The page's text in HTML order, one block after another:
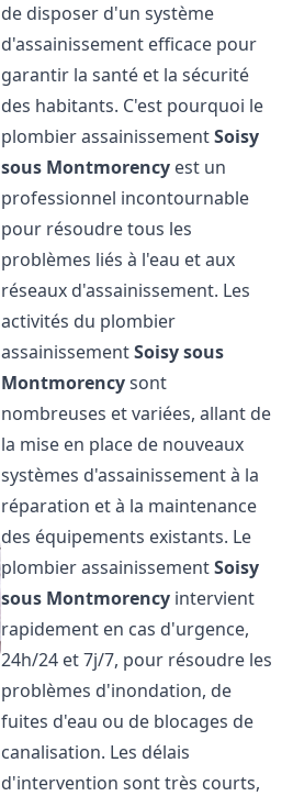
de disposer d'un système
d'assainissement efficace pour
garantir la santé et la sécurité
des habitants. C'est pourquoi le
plombier assainissementSoisy
sous Montmorency est un
professionnel incontournable
pour résoudre tous les
problèmes liés à l'eau et aux
réseaux d'assainissement. Les
activités du plombier
assainissementSoisy sous
Montmorencysont
nombreuses et variées, allant de
la mise en place de nouveaux
systèmes d'assainissement à la
réparation et à la maintenance
des équipements existants. Le
plombier assainissementSoisy
sous Montmorency intervient
rapidement en cas d'urgence,
24h/24 et 7j/7, pour résoudre les
problèmes d'inondation, de
fuites d'eau ou de blocages de
canalisation. Les délais
d'intervention sont très courts,